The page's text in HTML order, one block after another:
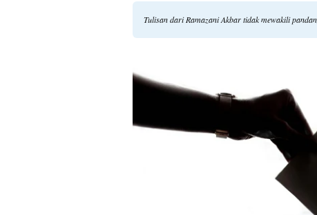
Tulisan dari Ramazani Akbar tidak mewakili